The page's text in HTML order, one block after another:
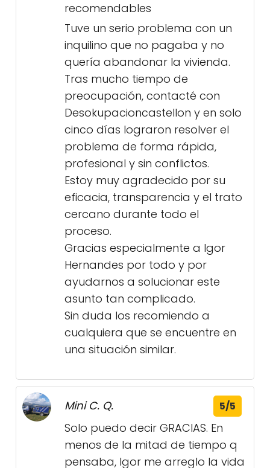
recomendables
Tuve un serio problema con un
inquilino que no pagaba y no
quería abandonar la vivienda.
Tras mucho tiempo de
preocupación, contacté con
Desokupacioncastellon y en solo
cinco días lograron resolver el
problema de forma rápida,
profesional y sin conflictos.
Estoy muy agradecido por su
eficacia, transparencia y el trato
cercano durante todo el
proceso.
Gracias especialmente a Igor
Hernandes por todo y por
ayudarnos a solucionar este
asunto tan complicado.
Sin duda los recomiendo a
cualquiera que se encuentre en
una situación similar.
Mini C. Q. 5/5
Solo puedo decir GRACIAS. En
menos de la mitad de tiempo q
pensaba, Igor me arreglo la vida